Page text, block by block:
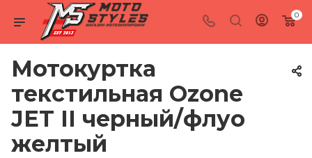
0
Мотокуртка
текстильная Ozone
JET II черный/флуо
желтый